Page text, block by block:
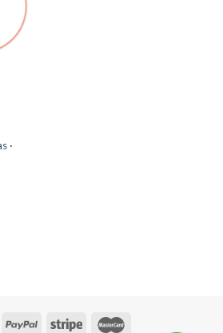
Añadir
a la
de
·